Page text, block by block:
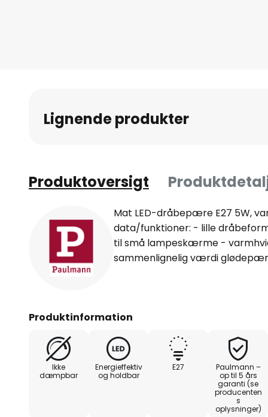
Lignende produkter
Produktoversigt
Mat LED-dråbepære E27 5W,
data/funktioner: - lille
til små lampeskærme -
sammenlignelig værdi
Produktinformation
Ikke
dæmpbar
Energieffektiv
og holdbar
E27
Paulmann –
op til 5 års
garanti (se
producenten
s
oplysninger)